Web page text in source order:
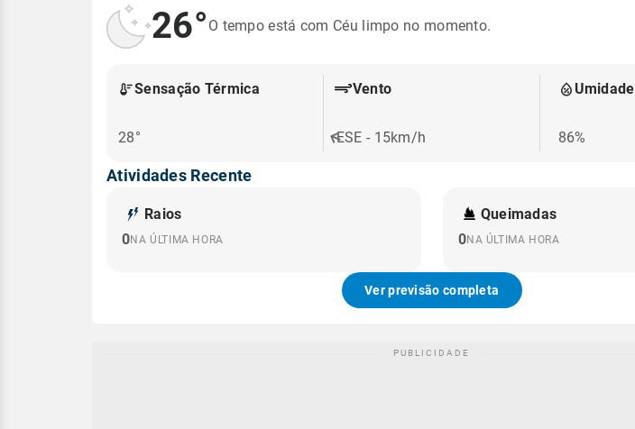
26° O tempo está com Céu limpo no momento.
Sensação Térmica
28°
Vento
ESE - 15km/h
Umidade
86%
Atividades Recente
Raios
0NA ÚLTIMA HORA
Queimadas
0NA ÚLTIMA HORA
Ver previsão completa